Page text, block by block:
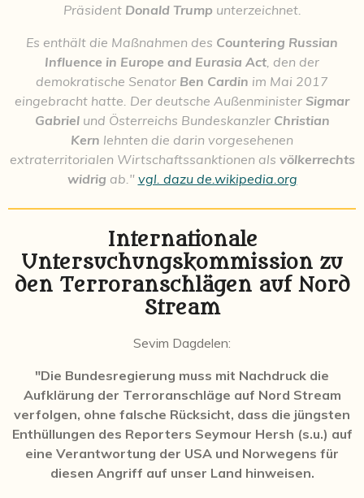
Präsident Donald Trumpunterzeichnet.
Es enthält die Maßnahmen des Countering Russian
Influence in Europe and Eurasia Act, den der
demokratische Senator Ben Cardin im Mai 2017
eingebracht hatte. Der deutsche Außenminister Sigmar
Gabrielund Österreichs Bundeskanzler Christian
Kern lehnten die darin vorgesehenen
extraterritorialen Wirtschaftssanktionen als völkerrechts
widrig ab." vgl. dazu de.wikipedia.org
Internationale
Untersuchungskommission zu
den Terroranschlägen auf Nord
Stream
Sevim Dagdelen:
"Die Bundesregierung muss mit Nachdruck die
Aufklärung der Terroranschläge auf Nord Stream
verfolgen, ohne falsche Rücksicht, dass die jüngsten
Enthüllungen des Reporters Seymour Hersh (s.u.) auf
eine Verantwortung der USA und Norwegens für
diesen Angriff auf unser Land hinweisen.